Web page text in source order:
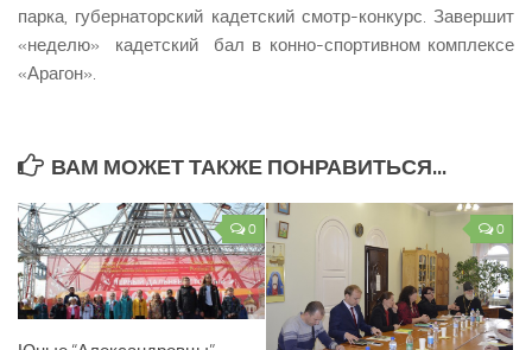
парка, губернаторский кадетский смотр-конкурс. Завершит
«неделю» кадетский бал в конно-спортивном комплексе
«Арагон».
ВАМ МОЖЕТ ТАКЖЕ ПОНРАВИТЬСЯ...
0 0